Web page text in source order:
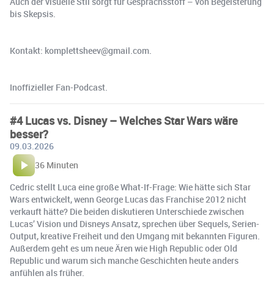
bis Skepsis.
Kontakt: komplettsheev@gmail.com.
Inoffizieller Fan-Podcast.
#4 Lucas vs. Disney – Welches Star Wars wäre
besser?
09.03.2026
36 Minuten
Cedric stellt Luca eine große What-If-Frage: Wie hätte sich Star
Wars entwickelt, wenn George Lucas das Franchise 2012 nicht
verkauft hätte? Die beiden diskutieren Unterschiede zwischen
Lucas’ Vision und Disneys Ansatz, sprechen über Sequels, Serien-
Output, kreative Freiheit und den Umgang mit bekannten Figuren.
Außerdem geht es um neue Ären wie High Republic oder Old
Republic und warum sich manche Geschichten heute anders
anfühlen als früher.